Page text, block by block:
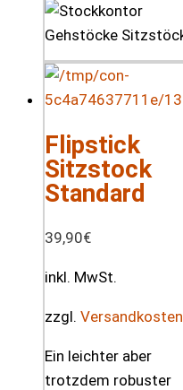
Flipstick
Sitzstock
Standard
39,90€
inkl. MwSt.
zzgl. Versandkosten
Ein leichter aber
trotzdem robuster